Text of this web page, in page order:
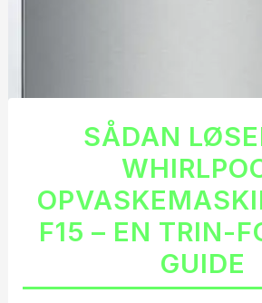
SÅDAN
F15 – EN TRIN-
GUIDE